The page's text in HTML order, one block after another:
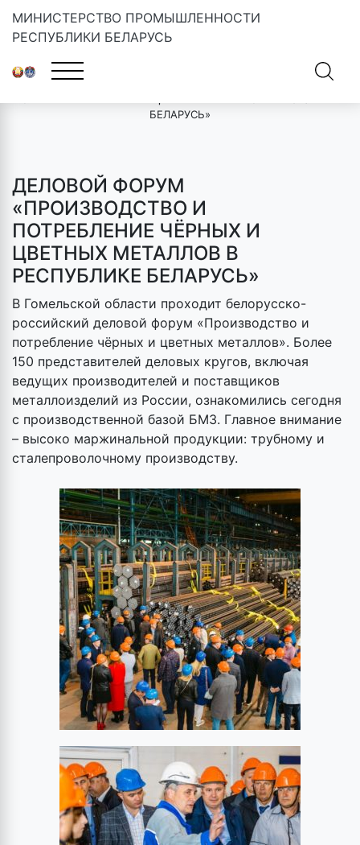
МИНИСТЕРСТВО ПРОМЫШЛЕННОСТИ
РЕСПУБЛИКИ БЕЛАРУСЬ
Главная»Новости
ДЕЛОВОЙ ФОРУМ «ПРОИЗВОДСТВО И
БЕЛАРУСЬ»
ДЕЛОВОЙ ФОРУМ
«ПРОИЗВОДСТВО И
ПОТРЕБЛЕНИЕ ЧЁРНЫХ И
ЦВЕТНЫХ МЕТАЛЛОВ В
РЕСПУБЛИКЕ БЕЛАРУСЬ»
В Гомельской области проходит белорусско-
российский деловой форум «Производство и
потребление чёрных и цветных металлов». Более
150 представителей деловых кругов, включая
ведущих производителей и поставщиков
металлоизделий из России, ознакомились сегодня
с производственной базой БМЗ. Главное внимание
– высоко маржинальной продукции: трубному и
сталепроволочному производству.